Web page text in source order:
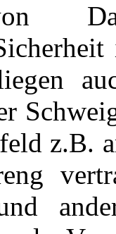
z.B.